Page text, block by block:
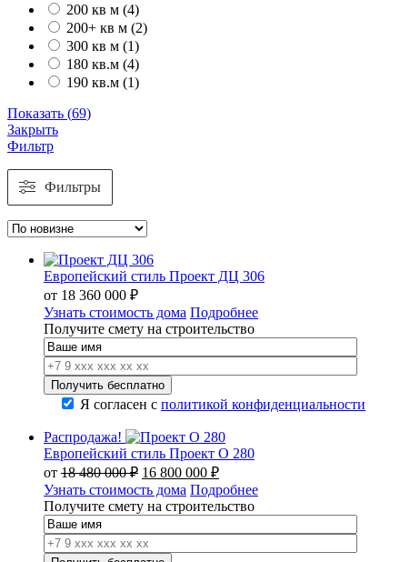
200 кв м (4)
200+ кв м (2)
300 кв м (1)
180 кв.м (4)
190 кв.м (1)
Показать (69)
Закрыть
Фильтр
Фильтры
Европейский стиль Проект ДЦ 306
от 18 360 000 ₽
Узнать стоимость дома Подробнее
Получите смету на строительство
Я согласен с политикой конфиденциальности
Распродажа!
Европейский стиль Проект О 280
от 18 480 000₽ Первоначальная
цена
составляла
18
480
000 ₽.
16 800 000 ₽Текущая
цена:
16
800
000 ₽.
Узнать стоимость дома Подробнее
Получите смету на строительство